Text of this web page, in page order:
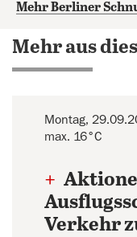
Mehr Berliner
Mehr aus
Montag,
max. 16°C
+
Verkehr